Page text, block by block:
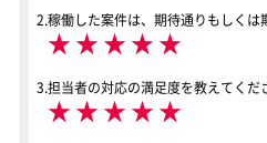
2.稼働した案件は、期待通りもしくは
★ ★ ★ ★ ★
3.担当者の対応の満足度を教えてくだ
★ ★ ★ ★ ★